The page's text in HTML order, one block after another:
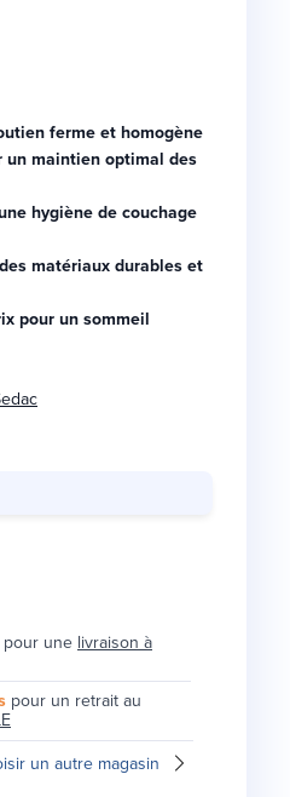
ferme et homogène
maintien optimal des
hygiène de couchage
matériaux durables et
pour un sommeil
pour une livraison à
pour un retrait au
un autre magasin